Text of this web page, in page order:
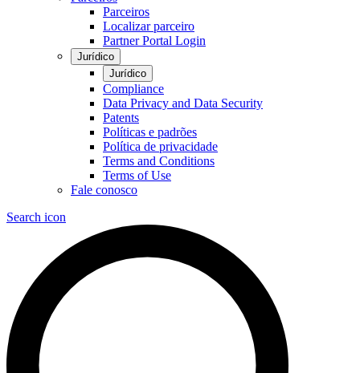
Parceiros
Localizar parceiro
Partner Portal Login
Jurídico
Jurídico
Compliance
Data Privacy and Data Security
Patents
Políticas e padrões
Política de privacidade
Terms and Conditions
Terms of Use
Fale conosco
Search icon